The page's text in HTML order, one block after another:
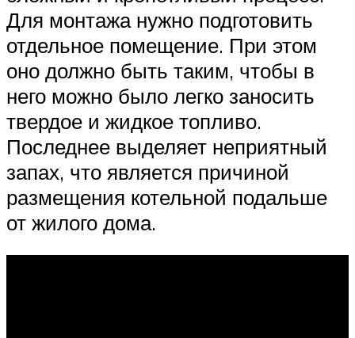
Для монтажа нужно подготовить
отдельное помещение. При этом
оно должно быть таким, чтобы в
него можно было легко заносить
твердое и жидкое топливо.
Последнее выделяет неприятный
запах, что является причиной
размещения котельной подальше
от жилого дома.